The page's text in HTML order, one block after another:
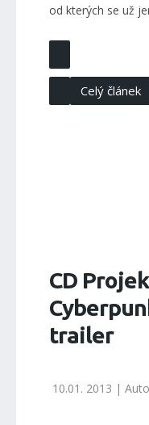
od kterých se už
Celý článek
CD
trailer
10.01. 2013 |